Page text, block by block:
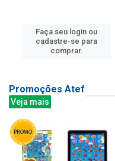
Faça seu login ou
cadastre-se para
comprar.
Promoções Atef
Veja mais